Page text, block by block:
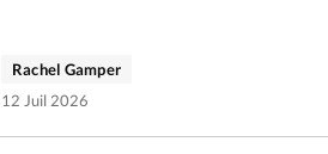
Rachel Gamper
12 Juil 2026